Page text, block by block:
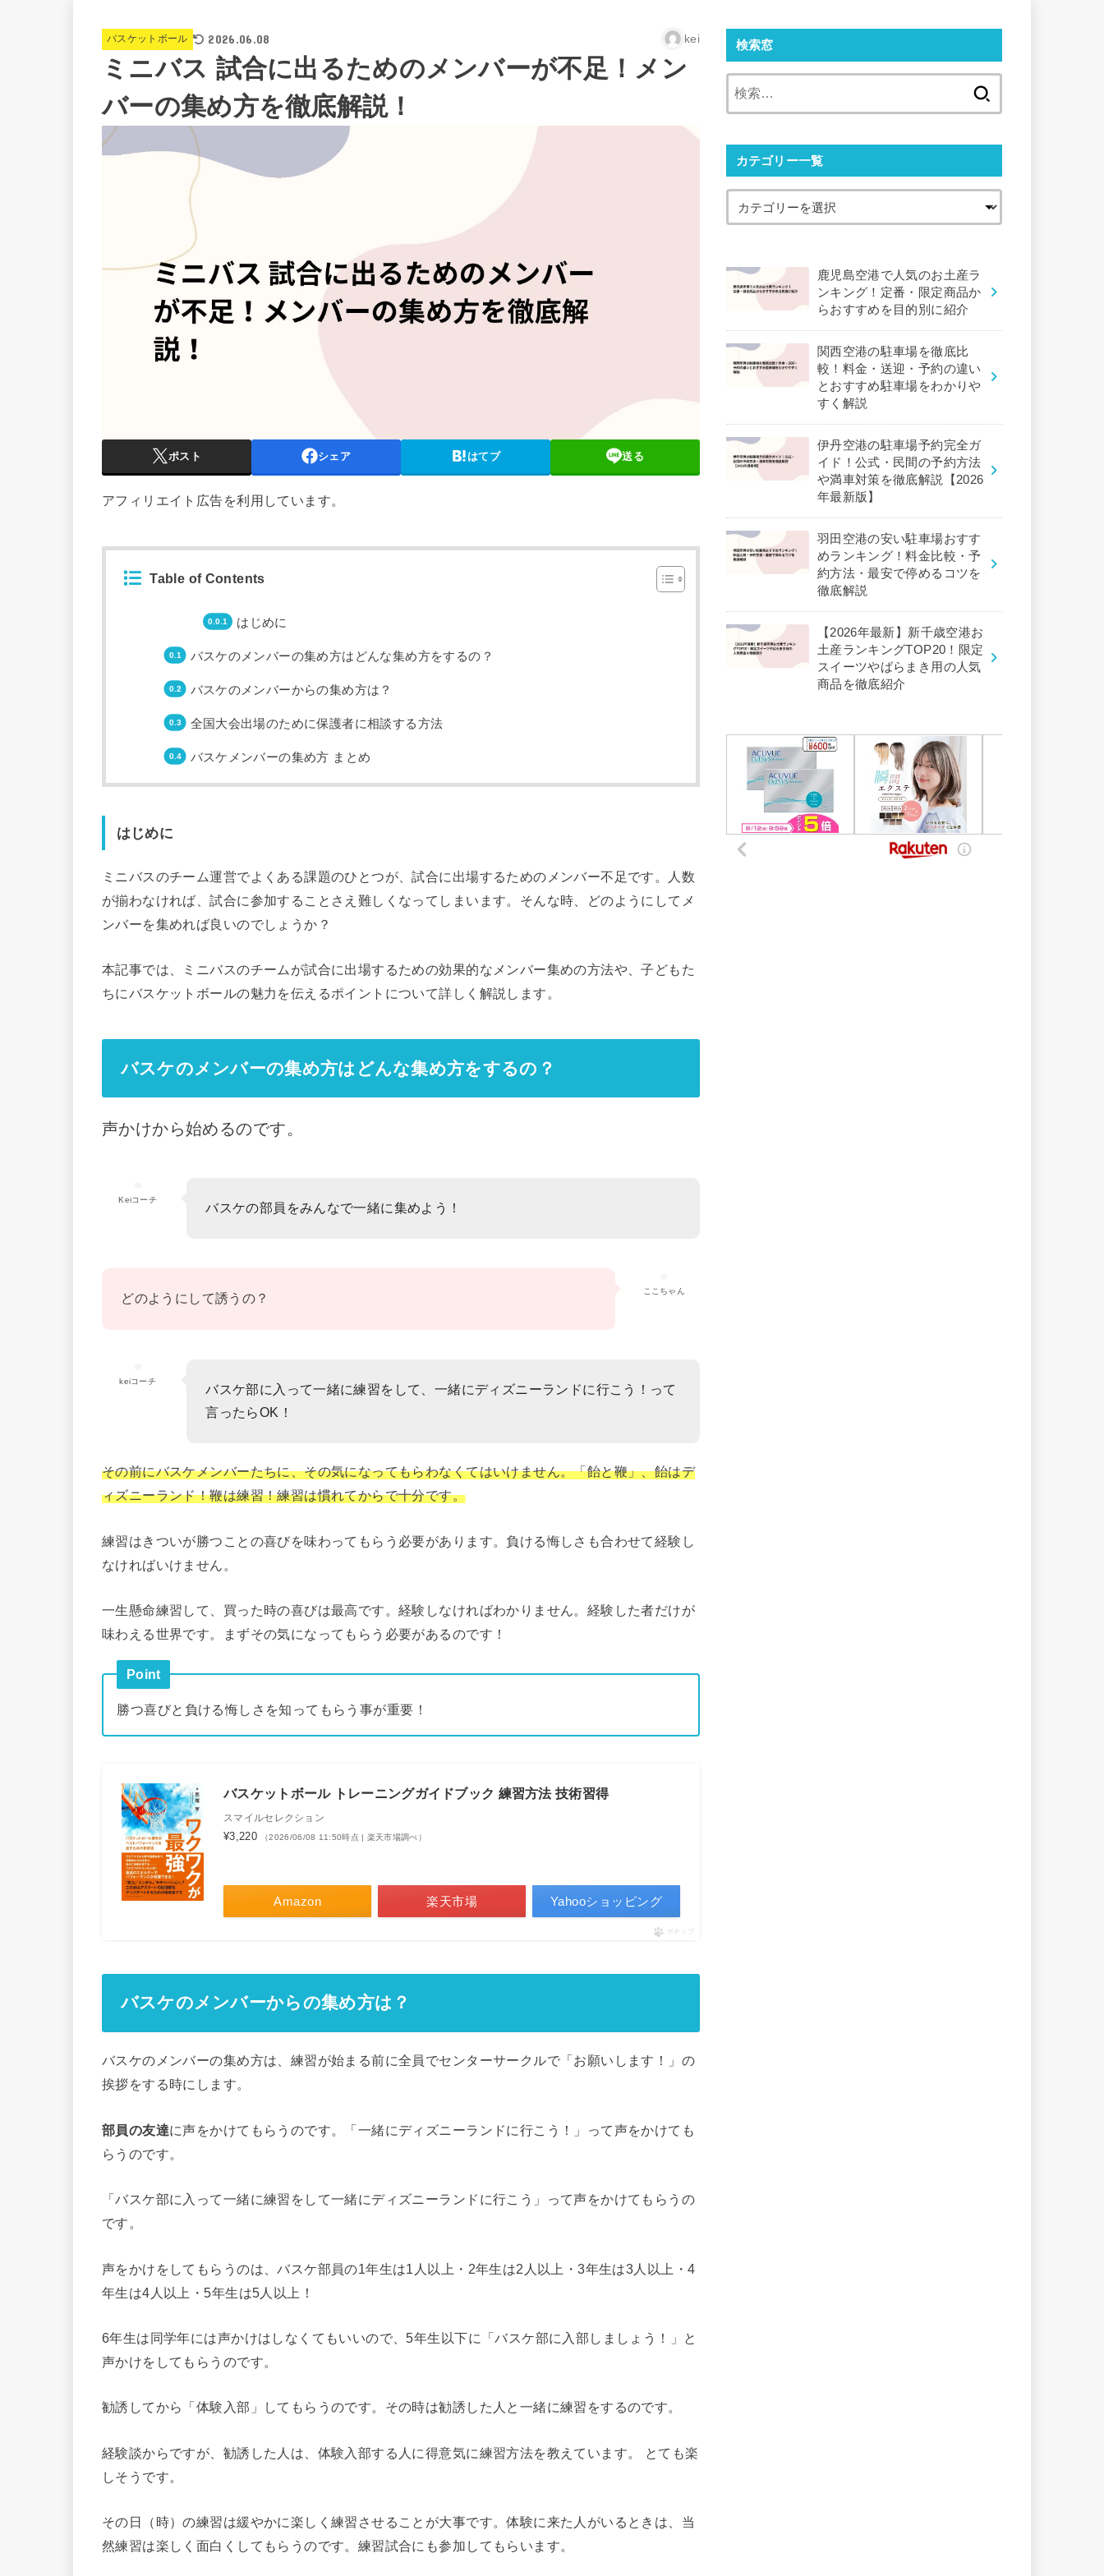
バスケットボール 2026.06.08 kei
ミニバス 試合に出るためのメンバーが不足！メン
バーの集め方を徹底解説！
ポスト シェア はてブ 送る
アフィリエイト広告を利用しています。
Table of Contents
はじめに
バスケのメンバーの集め方はどんな集め方をするの？
バスケのメンバーからの集め方は？
全国大会出場のために保護者に相談する方法
バスケメンバーの集め方 まとめ
はじめに
ミニバスのチーム運営でよくある課題のひとつが、試合に出場するためのメンバー不足です。人数
が揃わなければ、試合に参加することさえ難しくなってしまいます。そんな時、どのようにしてメ
ンバーを集めれば良いのでしょうか？
本記事では、ミニバスのチームが試合に出場するための効果的なメンバー集めの方法や、子どもた
ちにバスケットボールの魅力を伝えるポイントについて詳しく解説します。
バスケのメンバーの集め方はどんな集め方をするの？
声かけから始めるのです。
Keiコーチ
バスケの部員をみんなで一緒に集めよう！
ここちゃん
どのようにして誘うの？
keiコーチ
バスケ部に入って一緒に練習をして、一緒にディズニーランドに行こう！って
言ったらOK！
その前にバスケメンバーたちに、その気になってもらわなくてはいけません。「飴と鞭」、飴はデ
ィズニーランド！鞭は練習！練習は慣れてからで十分です。
練習はきついが勝つことの喜びを味わってもらう必要があります。負ける悔しさも合わせて経験し
なければいけません。
一生懸命練習して、買った時の喜びは最高です。経験しなければわかりません。経験した者だけが
味わえる世界です。まずその気になってもらう必要があるのです！
Point
勝つ喜びと負ける悔しさを知ってもらう事が重要！
バスケットボール トレーニングガイドブック 練習方法 技術習得
スマイルセレクション
¥3,220 （2026/06/08 11:50時点 | 楽天市場調べ）
Amazon 楽天市場 Yahooショッピング
ポチップ
バスケのメンバーからの集め方は？
バスケのメンバーの集め方は、練習が始まる前に全員でセンターサークルで「お願いします！」の
挨拶をする時にします。
部員の友達に声をかけてもらうのです。「一緒にディズニーランドに行こう！」って声をかけても
らうのです。
「バスケ部に入って一緒に練習をして一緒にディズニーランドに行こう」って声をかけてもらうの
です。
声をかけをしてもらうのは、バスケ部員の1年生は1人以上・2年生は2人以上・3年生は3人以上・4
年生は4人以上・5年生は5人以上！
6年生は同学年には声かけはしなくてもいいので、5年生以下に「バスケ部に入部しましょう！」と
声かけをしてもらうのです。
勧誘してから「体験入部」してもらうのです。その時は勧誘した人と一緒に練習をするのです。
経験談からですが、勧誘した人は、体験入部する人に得意気に練習方法を教えています。 とても楽
しそうです。
その日（時）の練習は緩やかに楽しく練習させることが大事です。体験に来た人がいるときは、当
然練習は楽しく面白くしてもらうのです。練習試合にも参加してもらいます。
検索窓
カテゴリー一覧
鹿児島空港で人気のお土産ラ
ンキング！定番・限定商品か
らおすすめを目的別に紹介
関西空港の駐車場を徹底比
較！料金・送迎・予約の違い
とおすすめ駐車場をわかりや
すく解説
伊丹空港の駐車場予約完全ガ
イド！公式・民間の予約方法
や満車対策を徹底解説【2026
年最新版】
羽田空港の安い駐車場おすす
めランキング！料金比較・予
約方法・最安で停めるコツを
徹底解説
【2026年最新】新千歳空港お
土産ランキングTOP20！限定
スイーツやばらまき用の人気
商品を徹底紹介